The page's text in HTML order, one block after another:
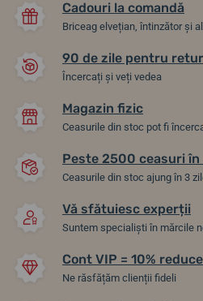
Boccia Titanium 3737-02
În stoc joi 13. 8. la tine acasă
Cadouri la comandă
Briceag elvețian, întinzător și
90 de zile pentru
Încercați și veți vedea
Magazin fizic
Ceasurile din stoc pot fi
Peste 2500 ceasuri
Ceasurile din stoc ajung în 3
Vă sfătuiesc experții
Suntem specialiști în mărcile
Cont VIP = 10%
Ne răsfățăm clienții fideli